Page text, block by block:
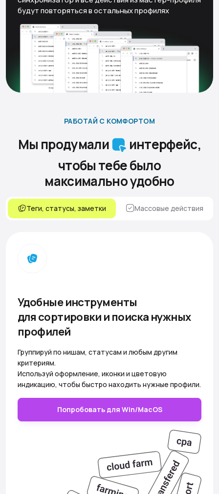
будут повторяться в остальных профилях
РАБОТАЙ С КОМФОРТОМ
Мы продумали
интерфейс,
чтобы тебе было
максимально удобно
Теги, статусы, заметки Массовые действия
Удобные инструменты
для сортировки и поиска нужных
профилей
Группируй по нишам, статусам и любым другим
критериям.
Используй оформление, иконки и цветовую
индикацию, чтобы быстро находить нужные профили.
Попробовать для Win/MacOS